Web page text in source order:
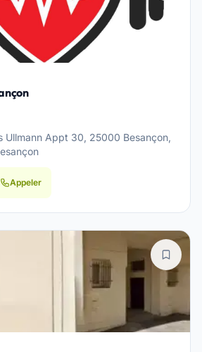
Ullmann Appt 30, 25000 Besançon,
Appeler